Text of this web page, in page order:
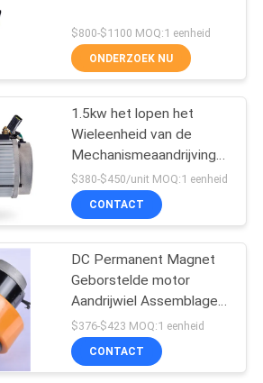
van de
11
28
$800-$1100 MOQ:1 eenheid
ONDERZOEK NU
1.5kw het lopen het
Wieleenheid van de
Mechanismeaandrijving
met Rem
$380-$450/unit MOQ:1 eenheid
CONTACT
DC Permanent Magnet
Geborstelde motor
Aandrijwiel Assemblage
Motor Handling
Equipment Wielen
$376-$423 MOQ:1 eenheid
CONTACT